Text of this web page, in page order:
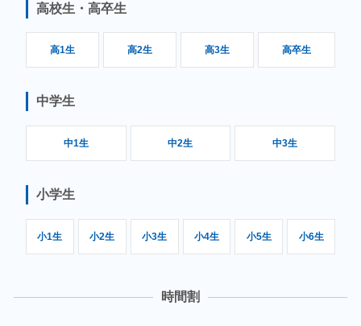
高校生・高卒生
高1生 高2生 高3生 高卒生
中学生
中1生 中2生 中3生
小学生
小1生 小2生 小3生 小4生 小5生 小6生
時間割